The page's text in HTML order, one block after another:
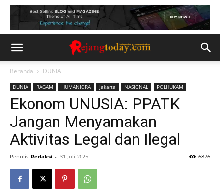
Beranda DUNIA
DUNIA RAGAM HUMANIORA Jakarta NASIONAL POLHUKAM
Ekonom UNUSIA: PPATK
Jangan Menyamakan
Aktivitas Legal dan Ilegal
Penulis Redaksi - 31 Juli 2025 6876